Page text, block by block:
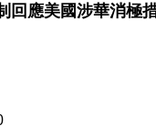
回應美國涉華消極